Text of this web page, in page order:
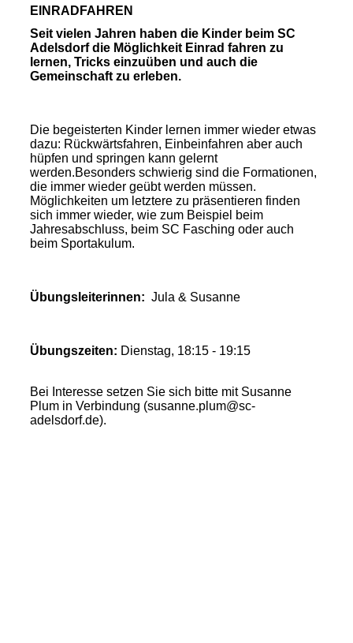
EINRADFAHREN
Seit vielen Jahren haben die Kinder beim SC
Adelsdorf die Möglichkeit Einrad fahren zu
lernen, Tricks einzuüben und auch die
Gemeinschaft zu erleben.
Die begeisterten Kinder lernen immer wieder etwas
dazu: Rückwärtsfahren, Einbeinfahren aber auch
hüpfen und springen kann gelernt
werden.Besonders schwierig sind die Formationen,
die immer wieder geübt werden müssen.
Möglichkeiten um letztere zu präsentieren finden
sich immer wieder, wie zum Beispiel beim
Jahresabschluss, beim SC Fasching oder auch
beim Sportakulum.
Übungsleiterinnen: Jula & Susanne
Übungszeiten: Dienstag, 18:15 - 19:15
Bei Interesse setzen Sie sich bitte mit Susanne
Plum in Verbindung (susanne.plum@sc-
adelsdorf.de).